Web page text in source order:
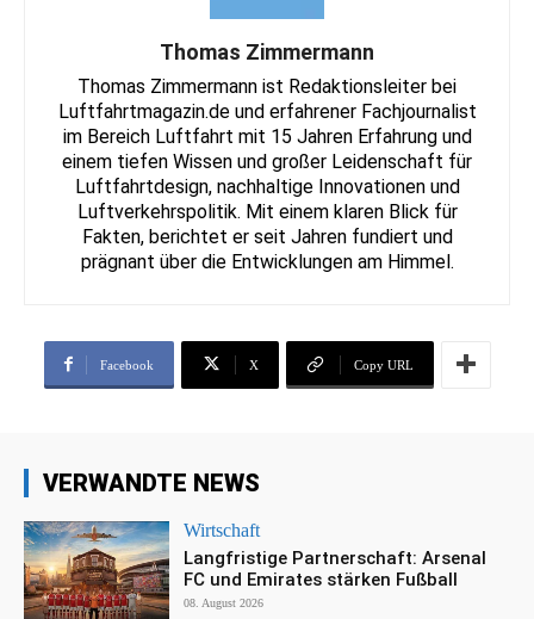
Thomas Zimmermann
Thomas Zimmermann ist Redaktionsleiter bei
Luftfahrtmagazin.de und erfahrener Fachjournalist
im Bereich Luftfahrt mit 15 Jahren Erfahrung und
einem tiefen Wissen und großer Leidenschaft für
Luftfahrtdesign, nachhaltige Innovationen und
Luftverkehrspolitik. Mit einem klaren Blick für
Fakten, berichtet er seit Jahren fundiert und
prägnant über die Entwicklungen am Himmel.
Facebook X Copy URL
VERWANDTE NEWS
Wirtschaft
Langfristige Partnerschaft: Arsenal
FC und Emirates stärken Fußball
08. August 2026